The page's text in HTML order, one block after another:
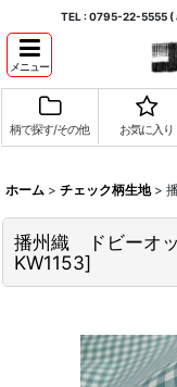
TEL : 0795-22-5555
メニュー
柄で探す/その他 お気に入り
ホーム > チェック柄生地 >
播州織 ドビーオ
KW1153]